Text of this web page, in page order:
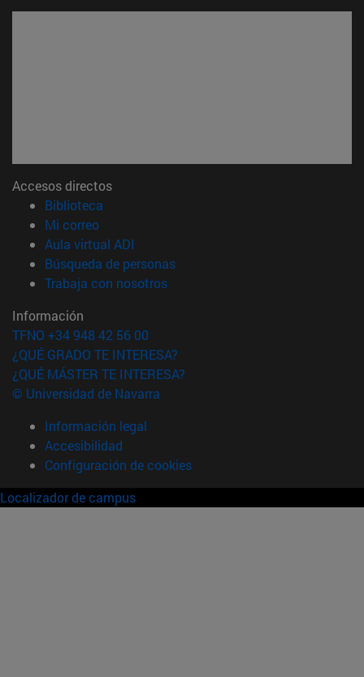
Accesos directos
Biblioteca
Mi correo(abre en nueva ventana)
Aula virtual ADI
Búsqueda de personas(abre en nueva ventana)
Trabaja con nosotros(abre en nueva ventana)
Información
TFNO +34 948 42 56 00
¿QUÉ GRADO TE INTERESA?
¿QUÉ MÁSTER TE INTERESA?
© Universidad de Navarra
Información legal
Accesibilidad
Configuración de cookies
Localizador de campus